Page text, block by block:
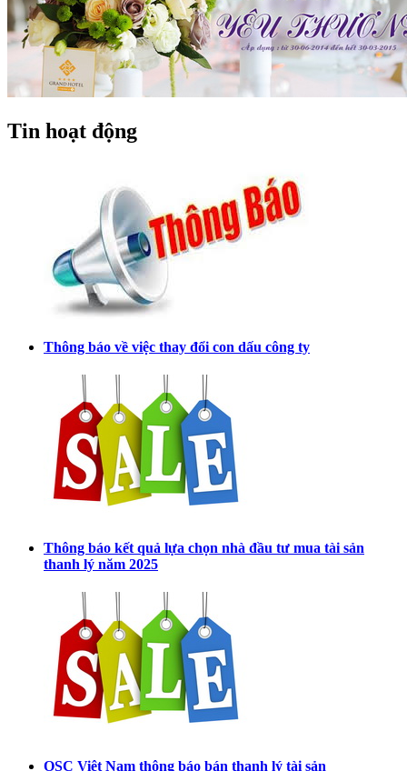
Tin hoạt động
Thông báo về việc thay đổi con dấu công ty
Thông báo kết quả lựa chọn nhà đầu tư mua tài sản
thanh lý năm 2025
OSC Việt Nam thông báo bán thanh lý tài sản